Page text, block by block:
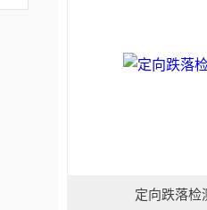
定向跌落检